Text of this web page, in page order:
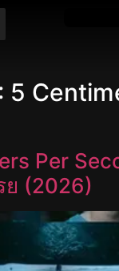
5
Per
ย (2026)